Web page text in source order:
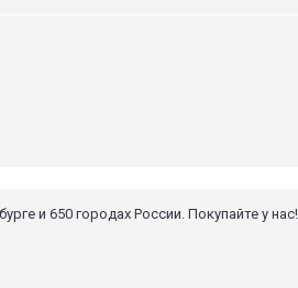
и 650 городах России. Покупайте у нас!